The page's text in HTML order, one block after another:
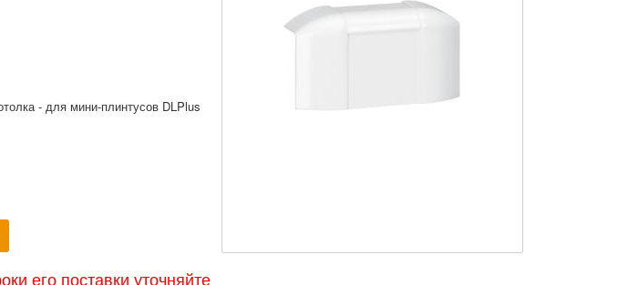
- для мини-плинтусов DLPlus
его поставки уточняйте